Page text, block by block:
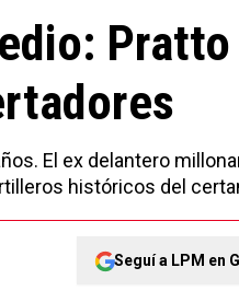
Streaming
Entradas
Hinchas
Los goles de River
Pratto
El ex delantero
históricos del
Seguí a LPM en